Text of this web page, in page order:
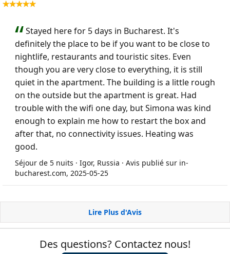
Stayed here for 5 days in Bucharest. It's
definitely the place to be if you want to be close to
nightlife, restaurants and touristic sites. Even
though you are very close to everything, it is still
quiet in the apartment. The building is a little rough
on the outside but the apartment is great. Had
trouble with the wifi one day, but Simona was kind
enough to explain me how to restart the box and
after that, no connectivity issues. Heating was
good.
Séjour de 5 nuits · Igor, Russia · Avis publié sur in-
bucharest.com, 2025-05-25
Lire Plus d'Avis
Des questions? Contactez nous!